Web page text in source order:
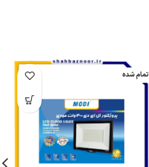
تمام شده